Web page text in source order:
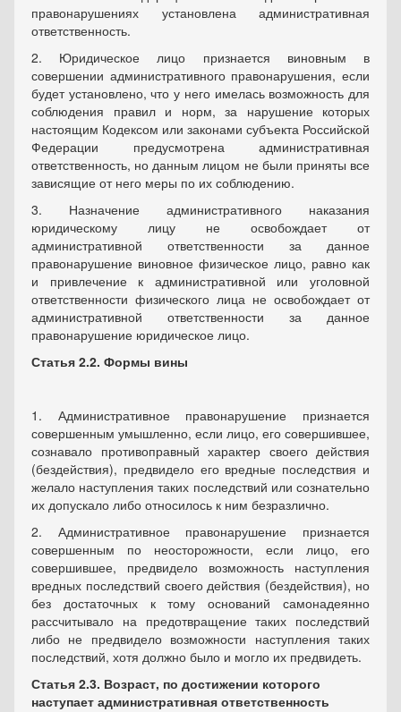
правонарушениях установлена административная
ответственность.
2. Юридическое лицо признается виновным в
совершении административного правонарушения, если
будет установлено, что у него имелась возможность для
соблюдения правил и норм, за нарушение которых
настоящим Кодексом или законами субъекта Российской
Федерации предусмотрена административная
ответственность, но данным лицом не были приняты все
зависящие от него меры по их соблюдению.
3. Назначение административного наказания
юридическому лицу не освобождает от
административной ответственности за данное
правонарушение виновное физическое лицо, равно как
и привлечение к административной или уголовной
ответственности физического лица не освобождает от
административной ответственности за данное
правонарушение юридическое лицо.
Статья 2.2. Формы вины
1. Административное правонарушение признается
совершенным умышленно, если лицо, его совершившее,
сознавало противоправный характер своего действия
(бездействия), предвидело его вредные последствия и
желало наступления таких последствий или сознательно
их допускало либо относилось к ним безразлично.
2. Административное правонарушение признается
совершенным по неосторожности, если лицо, его
совершившее, предвидело возможность наступления
вредных последствий своего действия (бездействия), но
без достаточных к тому оснований самонадеянно
рассчитывало на предотвращение таких последствий
либо не предвидело возможности наступления таких
последствий, хотя должно было и могло их предвидеть.
Статья 2.3. Возраст, по достижении которого
наступает административная ответственность